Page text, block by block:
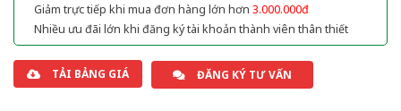
Giảm trực tiếp khi mua đơn hàng lớn hơn 3.000.000đ
Nhiều ưu đãi lớn khi đăng ký tài khoản thành viên thân thiết
TẢI BẢNG GIÁ ĐĂNG KÝ TƯ VẤN